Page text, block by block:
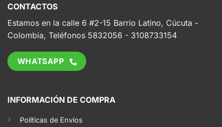
CONTACTOS
Estamos en la calle 6 #2-15 Barrio Latino, Cúcuta -
Colombia, Teléfonos 5832056 - 3108733154
WHATSAPP
INFORMACIÓN DE COMPRA
Políticas de Envíos